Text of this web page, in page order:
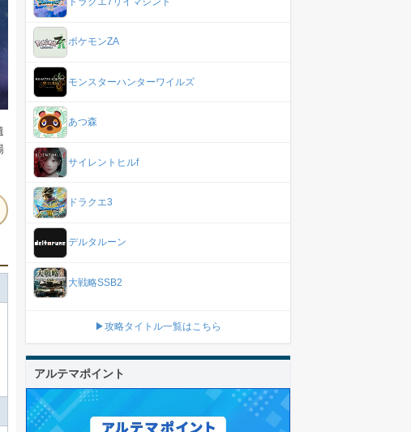
ポケモンZA
モンスターハンターワイルズ
あつ森
サイレントヒルf
ドラクエ3
デルタルーン
大戦略SSB2
▶攻略タイトル一覧はこちら
アルテマポイント